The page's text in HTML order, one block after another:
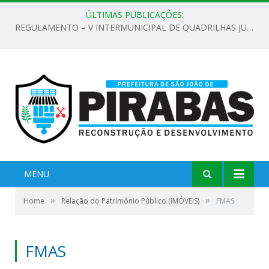
ÚLTIMAS PUBLICAÇÕES:
REGULAMENTO – V INTERMUNICIPAL DE QUADRILHAS JUNINAS 2026
MENU
Home » Relação do Patrimônio Público (IMÓVEIS) » FMAS
FMAS